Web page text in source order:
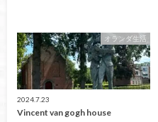
オランダ生活
2024.7.23
Vincent van gogh house